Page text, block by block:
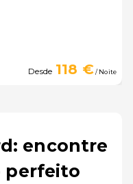
Desde 118 €/ Noite
encontre
perfeito